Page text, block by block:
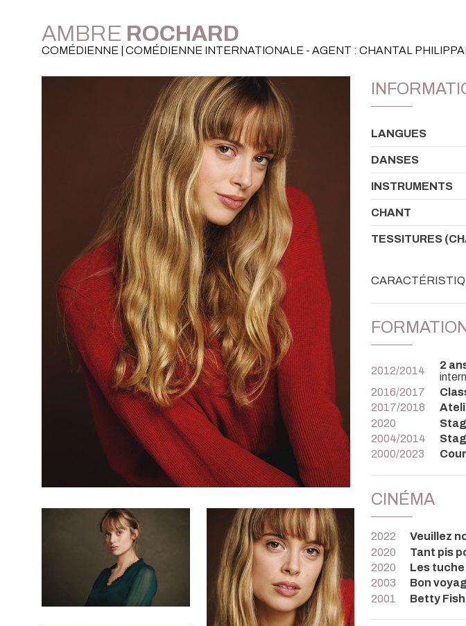
AMBRE ROCHARD
COMÉDIENNE | COMÉDIENNE INTERNATIONALE - AGENT : CHANTAL
LANGUES
DANSES
INSTRUMENTS
CHANT
TESSITURES
2012/2014 2
2016/2017
2017/2018
2020
2004/2014
2000/2023
CINÉMA
2022 Veuillez
2020
Tant pis
2020
Les tuche
2003
Bon
2001
Betty